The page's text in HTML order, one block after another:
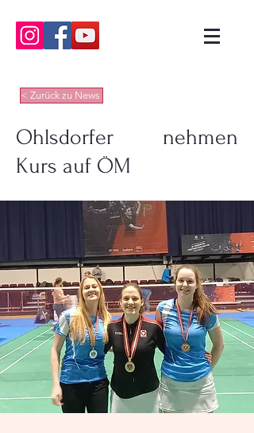
< Zurück zu News
Ohlsdorfer nehmen
Kurs auf ÖM